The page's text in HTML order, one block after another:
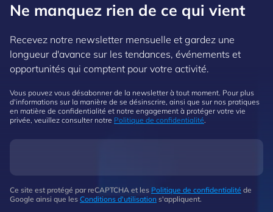
Ne manquez rien de ce qui vient
Recevez notre newsletter mensuelle et gardez une
longueur d'avance sur les tendances, événements et
opportunités qui comptent pour votre activité.
Vous pouvez vous désabonner de la newsletter à tout moment. Pour plus
d'informations sur la manière de se désinscrire, ainsi que sur nos pratiques
en matière de confidentialité et notre engagement à protéger votre vie
privée, veuillez consulter notre Politique de confidentialité.
Ce site est protégé par reCAPTCHA et les Politique de confidentialité de
Google ainsi que les Conditions d'utilisation s'appliquent.